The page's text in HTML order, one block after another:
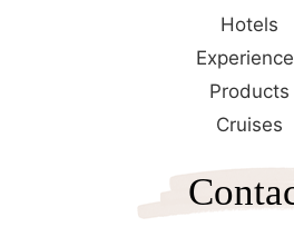
Hotels
Products
Cruises